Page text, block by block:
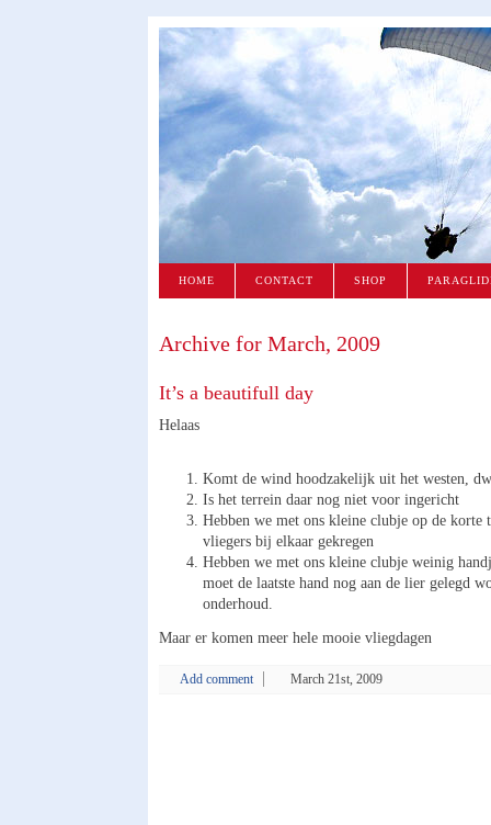
HOME CONTACT SHOP
Archive for March, 2009
It’s a beautifull day
Helaas
Komt de wind hoodzakelijk uit het westen,
Is het terrein daar nog niet voor ingericht
Hebben we met ons kleine clubje op de korte
vliegers bij elkaar gekregen
Hebben we met ons kleine clubje weinig
moet de laatste hand nog aan de lier gelegd
onderhoud.
Maar er komen meer hele mooie vliegdagen
Add comment March 21st, 2009